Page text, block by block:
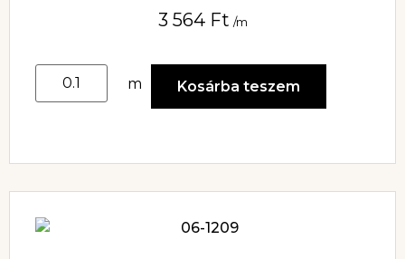
3 564 Ft /m
m Kosárba teszem